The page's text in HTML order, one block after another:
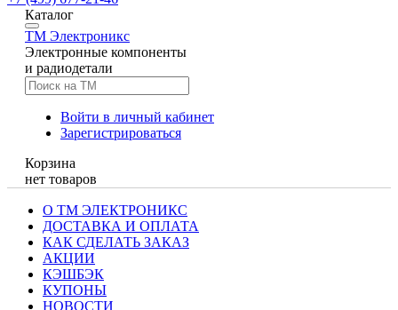
Каталог
TM Электроникс
Электронные компоненты
и радиодетали
Войти в личный кабинет
Зарегистрироваться
Корзина
нет товаров
О ТМ ЭЛЕКТРОНИКС
ДОСТАВКА И ОПЛАТА
КАК СДЕЛАТЬ ЗАКАЗ
АКЦИИ
КЭШБЭК
КУПОНЫ
НОВОСТИ